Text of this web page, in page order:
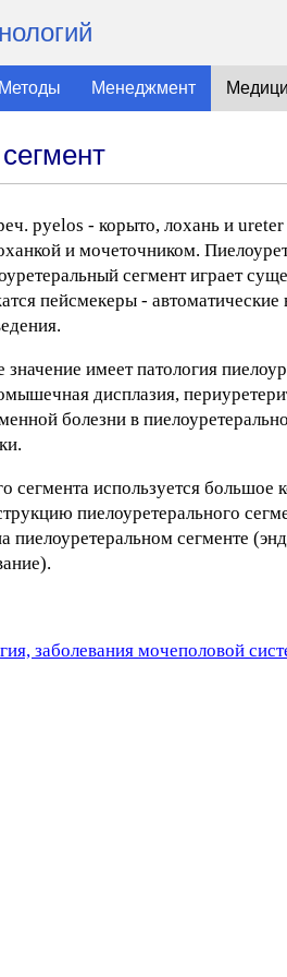
Методы Менеджмент
pyelos - корыто, лохань и
и мочеточником.
сегмент играет
пейсмекеры -
имеет патология
дисплазия,
болезни в
сегмента используется
пиелоуретерального
пиелоуретеральном сегменте
заболевания мочеполовой